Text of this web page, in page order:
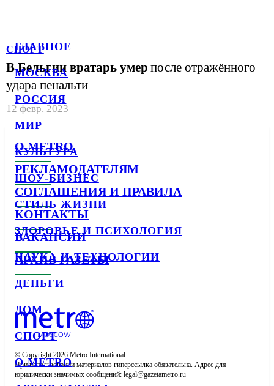
ГЛАВНОЕ
МОСКВА
РОССИЯ
МИР
КУЛЬТУРА
ШОУ-БИЗНЕС
СТИЛЬ ЖИЗНИ
ЗДОРОВЬЕ И ПСИХОЛОГИЯ
НАУКА И ТЕХНОЛОГИИ
ДЕНЬГИ
ДОМ
СПОРТ
О METRO
СПОРТ
В Бельгии вратарь умер после отражённого
удара пенальти
12 февр. 2023
О METRO
РЕКЛАМОДАТЕЛЯМ
СОГЛАШЕНИЯ И ПРАВИЛА
КОНТАКТЫ
ВАКАНСИИ
АРХИВ ГАЗЕТЫ
© Copyright 2026 Metro International
При использовании материалов гиперссылка обязательна. Адрес для
юридически значимых сообщений: